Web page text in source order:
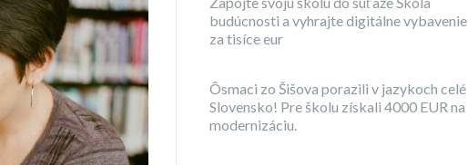
budúcnosti a vyhrajte digitálne vybavenie
za tisíce eur
Ôsmaci zo Šišova porazili v jazykoch celé
Slovensko! Pre školu získali 4000 EUR na
modernizáciu.